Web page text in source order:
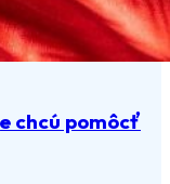
chcú pomôcť